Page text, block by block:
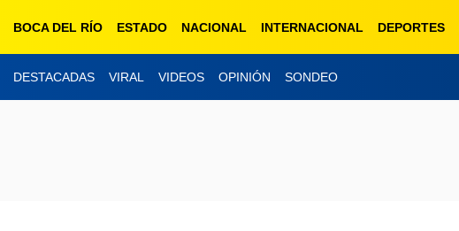
BOCA DEL RÍO ESTADO NACIONAL INTERNACIONAL DEPORTES
DESTACADAS VIRAL VIDEOS OPINIÓN SONDEO